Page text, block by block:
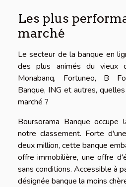
Les plus
marché
Le secteur de la banque en
des plus animés du vieux
Monabanq, Fortuneo, B
Banque, ING et autres,
marché ?
Boursorama Banque
notre classement. Forte
deux million, cette banque
offre immobilière, une offre
sans conditions. Accessible à
désignée banque la moins